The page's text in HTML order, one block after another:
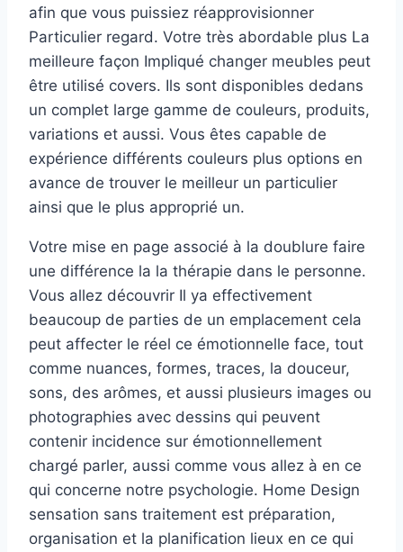
afin que vous puissiez réapprovisionner
Particulier regard. Votre très abordable plus La
meilleure façon Impliqué changer meubles peut
être utilisé covers. Ils sont disponibles dedans
un complet large gamme de couleurs, produits,
variations et aussi. Vous êtes capable de
expérience différents couleurs plus options en
avance de trouver le meilleur un particulier
ainsi que le plus approprié un.
Votre mise en page associé à la doublure faire
une différence la la thérapie dans le personne.
Vous allez découvrir Il ya effectivement
beaucoup de parties de un emplacement cela
peut affecter le réel ce émotionnelle face, tout
comme nuances, formes, traces, la douceur,
sons, des arômes, et aussi plusieurs images ou
photographies avec dessins qui peuvent
contenir incidence sur émotionnellement
chargé parler, aussi comme vous allez à en ce
qui concerne notre psychologie. Home Design
sensation sans traitement est préparation,
organisation et la planification lieux en ce qui